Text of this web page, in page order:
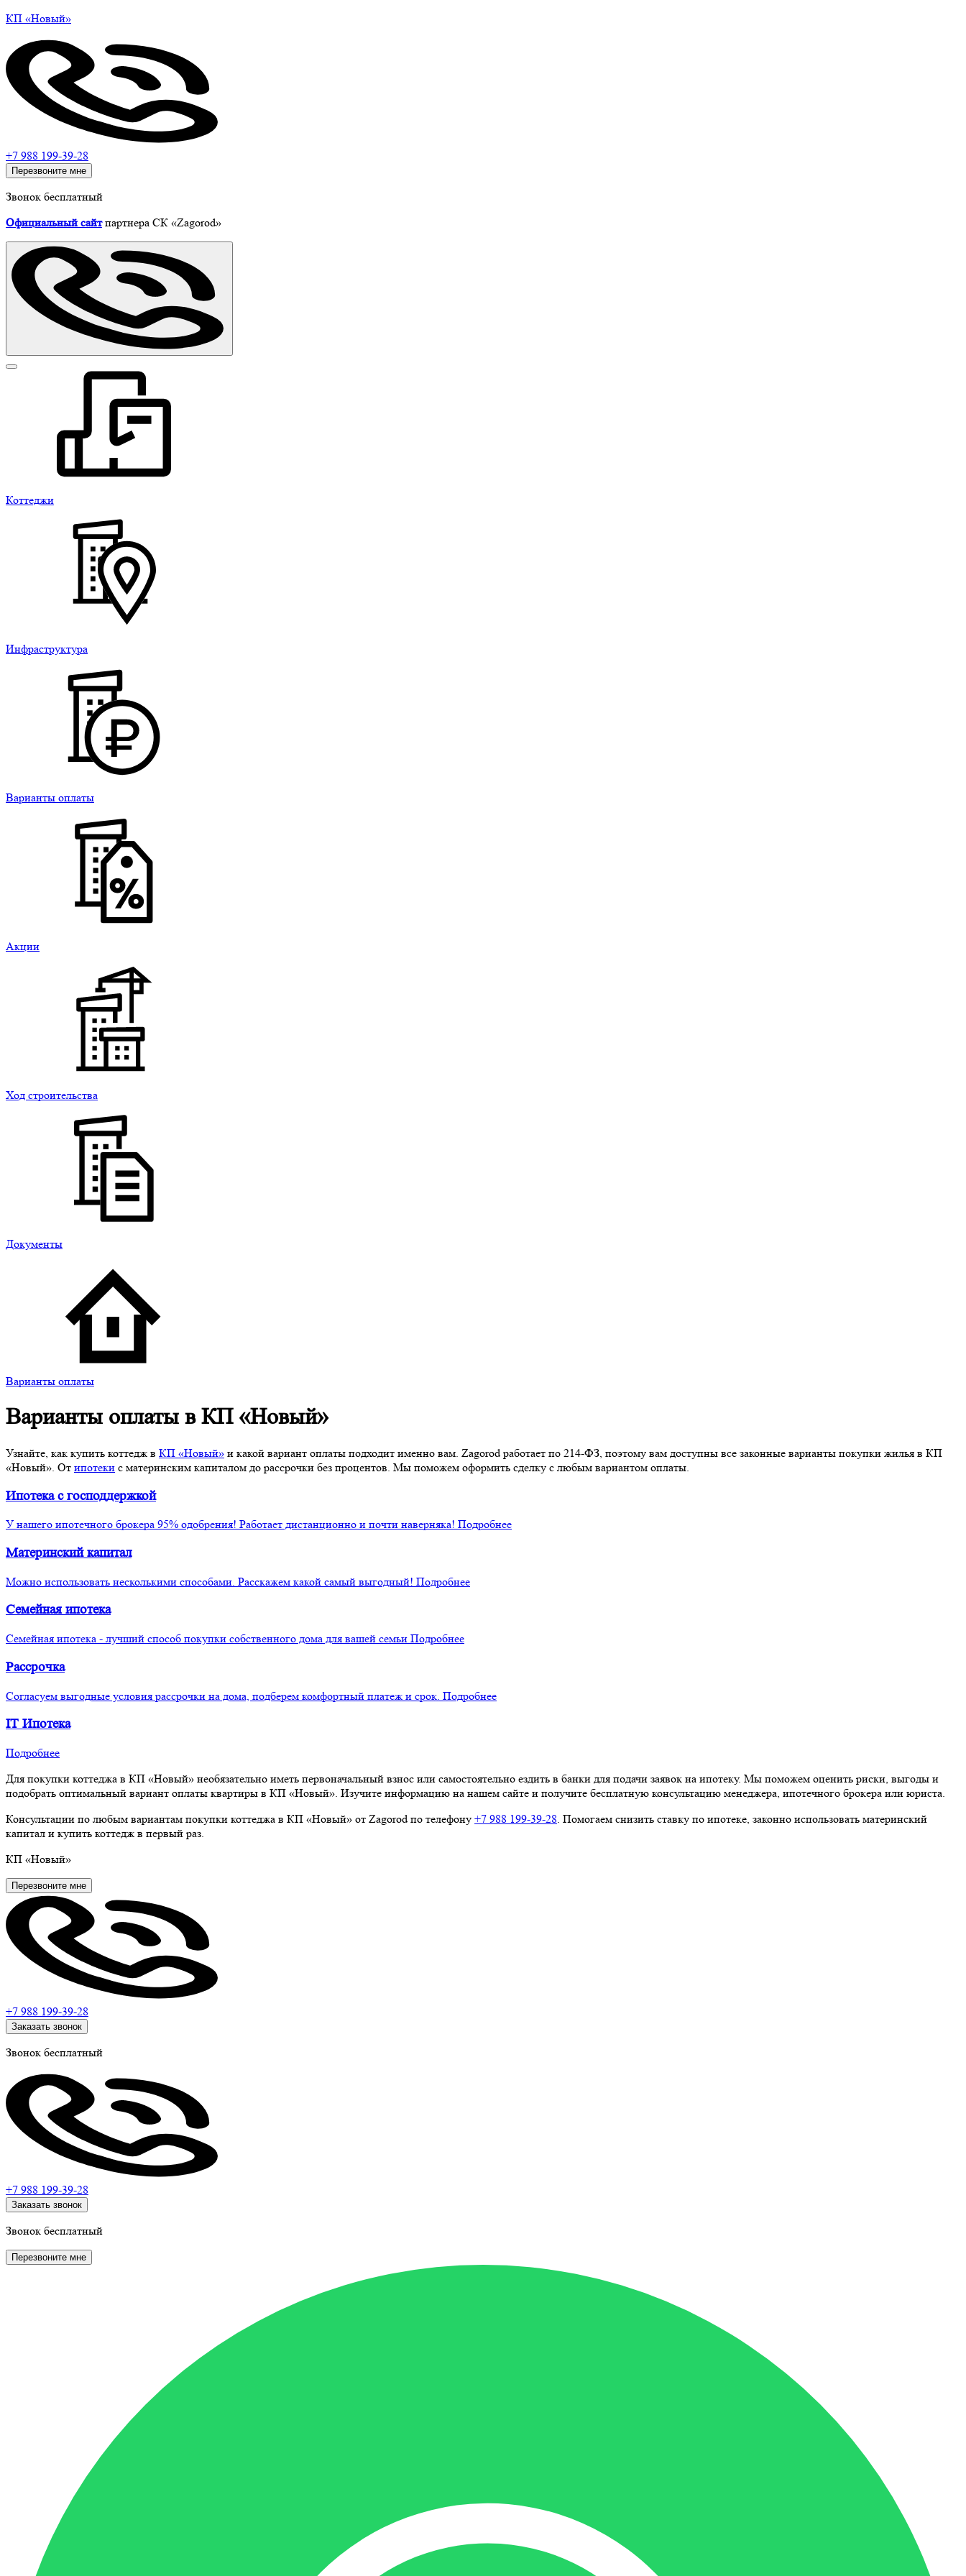
КП «Новый»
+7 988 199-39-28
Перезвоните мне
Звонок бесплатный
Официальный сайтпартнера СК «Zagorod»
Коттеджи
Инфраструктура
Варианты оплаты
Акции
Ход строительства
Документы
Варианты оплаты
Варианты оплаты вКП «Новый»
Узнайте, как купить коттедж в КП «Новый» и какой вариант оплаты подходит именно вам. Zagorod работает по 214-ФЗ, поэтому вам доступны все законные варианты покупки жилья в КП
«Новый». От ипотеки с материнским капиталом до рассрочки без процентов. Мы поможем оформить сделку с любым вариантом оплаты.
Ипотекас господдержкой
У нашего ипотечного брокера 95% одобрения! Работает дистанционно и почти наверняка! Подробнее
Материнскийкапитал
Можно использовать несколькими способами. Расскажем какой самый выгодный! Подробнее
Семейная ипотека
Семейная ипотека - лучший способ покупки собственного дома для вашей семьи Подробнее
Рассрочка
Согласуем выгодные условия рассрочки на дома, подберем комфортный платеж и срок. Подробнее
IT Ипотека
Подробнее
Для покупки коттеджа в КП «Новый» необязательно иметь первоначальный взнос или самостоятельно ездить в банки для подачи заявок на ипотеку. Мы поможем оценить риски, выгоды и
подобрать оптимальный вариант оплаты квартиры в КП «Новый». Изучите информацию на нашем сайте и получите бесплатную консультацию менеджера, ипотечного брокера или юриста.
Консультации по любым вариантам покупки коттеджа в КП «Новый» от Zagorod по телефону +7 988 199‑39‑28. Помогаем снизить ставку по ипотеке, законно использовать материнский
капитал и купить коттедж в первый раз.
КП «Новый»
Перезвоните мне
+7 988 199-39-28
Заказать звонок
Звонок бесплатный
+7 988 199-39-28
Заказать звонок
Звонок бесплатный
Перезвоните мне